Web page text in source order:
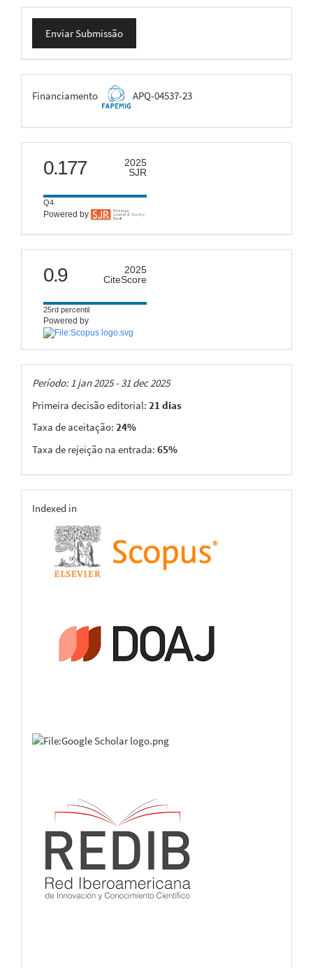
Enviar
Submissão
Enviar Submissão
FAPEMIG
Financiamento APQ-04537-23
scimago
0.177
2025
SJR
Q4
Powered by
citescore
0.9
2025
CiteScore
25rd percentil
Powered by
Taxas
Período: 1 jan 2025 - 31 dec 2025
Primeira decisão editorial: 21 dias
Taxa de aceitação: 24%
Taxa de rejeição na entrada: 65%
indexing
Indexed in